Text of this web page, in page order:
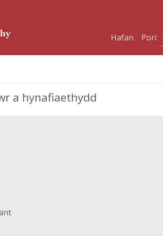
Hafan
Pori
a hynafiaethydd